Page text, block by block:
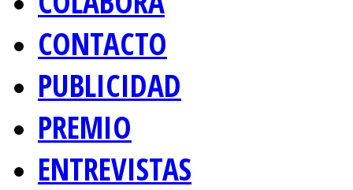
CONTACTO
PUBLICIDAD
PREMIO
ENTREVISTAS